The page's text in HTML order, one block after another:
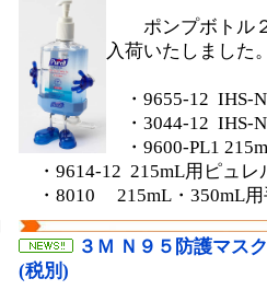
ポンプボトル２
入荷いたしました
・9655-12 IHS-
・3044-12 IHS-
・9600-PL1
・9614-12 215mL用ピュレ
・8010 215mL・350mL用
３Ｍ Ｎ９５防護マス
(税別)